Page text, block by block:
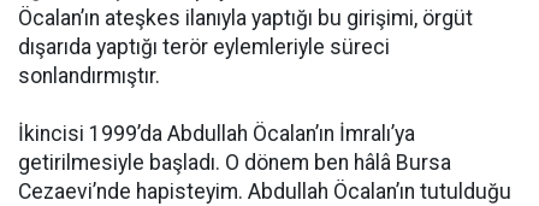
Öcalan’ın ateşkes ilanıyla yaptığı bu girişimi, örgüt
dışarıda yaptığı terör eylemleriyle süreci
sonlandırmıştır.
İkincisi 1999’da Abdullah Öcalan’ın İmralı’ya
getirilmesiyle başladı. O dönem ben hâlâ Bursa
Cezaevi’nde hapisteyim. Abdullah Öcalan’ın tutulduğu